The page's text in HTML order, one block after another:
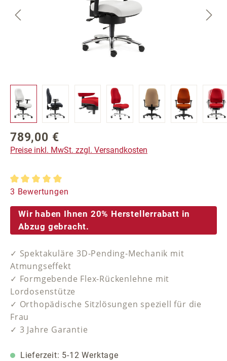
Regulärer Preis:
789,00 €
Preise inkl. MwSt. zzgl. Versandkosten
Durchschnittliche Bewertung von 5 von 5 Sternen
3 Bewertungen
Wir haben Ihnen 20% Herstellerrabatt in
Abzug gebracht.
✓ Spektakuläre 3D-Pending-Mechanik mit
Atmungseffekt
✓ Formgebende Flex-Rückenlehne mit
Lordosenstütze
✓ Orthopädische Sitzlösungen speziell für die
Frau
✓ 3 Jahre Garantie
Lieferzeit: 5-12 Werktage